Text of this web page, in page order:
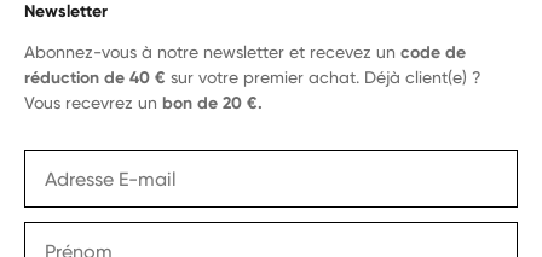
Newsletter
Abonnez-vous à notre newsletter et recevez un code de
réduction de 40 € sur votre premier achat. Déjà client(e) ?
Vous recevrez un bon de 20 €.